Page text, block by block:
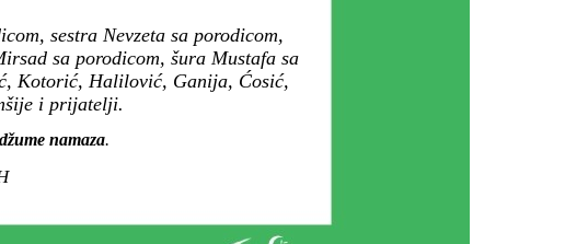
sestra Nevzeta sa porodicom,
sa porodicom, šura Mustafa sa
Kotorić, Halilović, Ganija, Ćosić,
i prijatelji.
namaza.